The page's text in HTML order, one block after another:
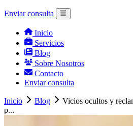
Enviar consulta
Inicio
Servicios
Blog
Sobre Nosotros
Contacto
Enviar consulta
Inicio Blog
Vicios ocultos y
p...